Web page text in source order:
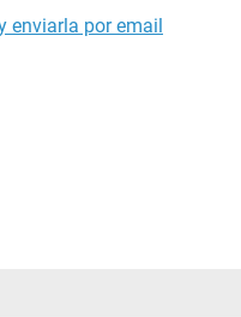
enviarla por email